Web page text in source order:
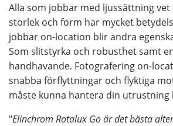
Alla som jobbar med ljussättning
storlek och form har mycket
jobbar on-location blir andra
Som slitstyrka och robusthet samt
handhavande. Fotografering on-
snabba förflyttningar och flyktiga
måste kunna hantera din utrustning
"Elinchrom Rotalux Go är det bästa